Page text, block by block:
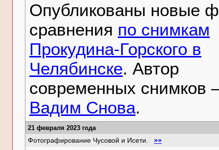
Опубликованы новые
сравнения по снимкам
Прокудина-Горского в
Челябинске. Автор
современных снимков
Вадим Снова.
21 февраля 2023 года
Фотографирование Чусовой и Исети. »»